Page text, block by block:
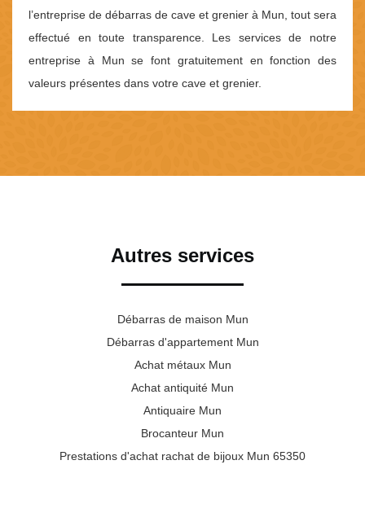
l’entreprise de débarras de cave et grenier à Mun, tout sera
effectué en toute transparence. Les services de notre
entreprise à Mun se font gratuitement en fonction des
valeurs présentes dans votre cave et grenier.
Autres services
Débarras de maison Mun
Débarras d'appartement Mun
Achat métaux Mun
Achat antiquité Mun
Antiquaire Mun
Brocanteur Mun
Prestations d'achat rachat de bijoux Mun 65350